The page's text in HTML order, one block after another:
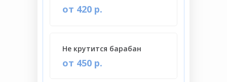
от 420 р.
от 450 р.
Не крутится барабан